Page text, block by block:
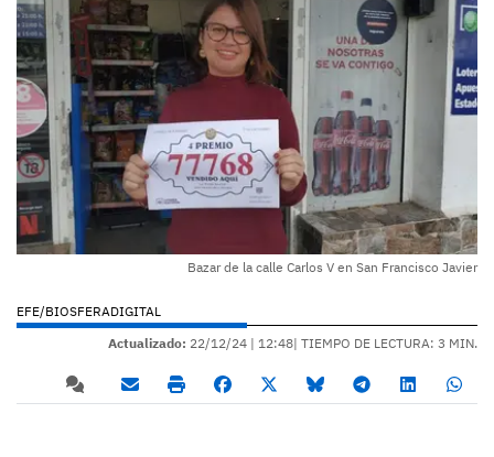
Bazar de la calle Carlos V en San Francisco Javier
EFE/BIOSFERADIGITAL
Actualizado: 22/12/24 | 12:48| TIEMPO DE LECTURA: 3 MIN.